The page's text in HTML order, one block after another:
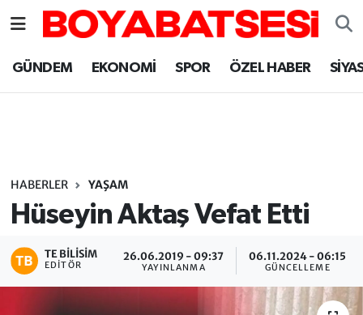
GÜNDEM EKONOMİ SPOR ÖZEL HABER
HABERLER YAŞAM
Hüseyin Aktaş Vefat Etti
TE BILISIM
EDITÖR
26.06.2019 - 09:37
YAYINLANMA
06.11.2024 - 06:15
GÜNCELLEME
Sinop Nöbetçi Eczaneler
Sinop Trafik Yoğunluk Haritası
Süper Lig Puan Durumu ve Fikstür
Tüm Manşetler
Son Dakika Haberleri